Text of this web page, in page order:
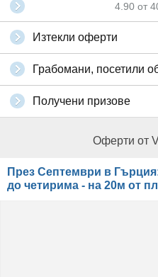
4.90 от
Изтекли оферти
Грабомани, посетили
Получени призове
Оферти от
През Септември в
до четирима - на 20м от